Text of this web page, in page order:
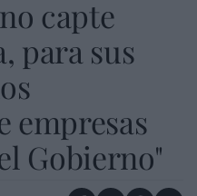
capte
para sus
empresas
Gobierno"